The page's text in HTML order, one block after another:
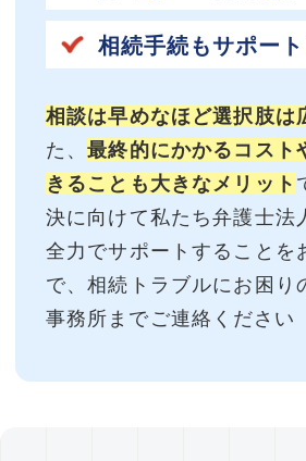
相続手続もサポー
相談は早めなほど選択肢は
た、最終的にかかるコスト
きることも大きなメリット
決に向けて私たち弁護士法
全力でサポートすることを
で、相続トラブルにお困り
事務所までご連絡ください